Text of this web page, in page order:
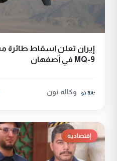
إيران تعلن اسقاط طائرة
MQ-9 في أصفهان
وكالة نون
إقتصادية